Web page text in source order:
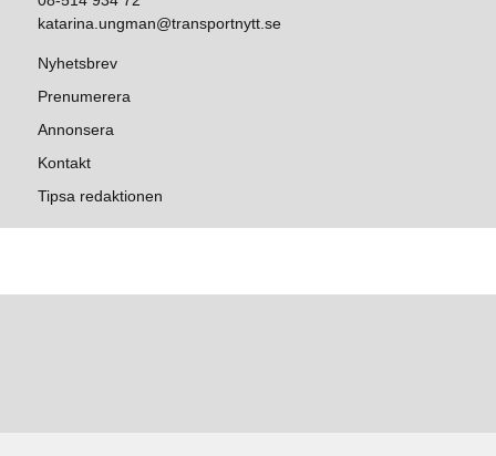
katarina.ungman@transportnytt.se
Nyhetsbrev
Prenumerera
Annonsera
Kontakt
Tipsa redaktionen